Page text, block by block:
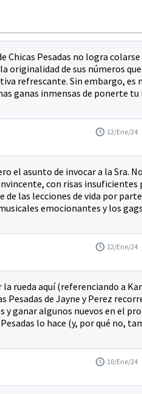
Pesadas no logra colarse
originalidad de sus números
refrescante. Sin embargo, es
ganas inmensas de ponerte
12/Ene/24
el asunto de invocar a la Sra.
con risas insuficientes
las lecciones de vida por
emocionantes y los
12/Ene/24
rueda aquí (referenciando a
Pesadas de Jayne y Perez
ganar algunos nuevos en el
lo hace (y, por qué no,
10/Ene/24